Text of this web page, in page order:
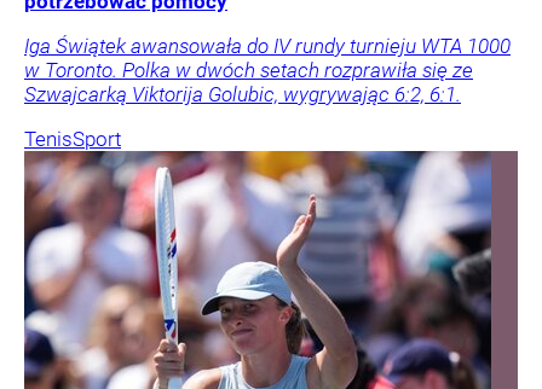
Iga Świątek awansowała do IV rundy turnieju WTA 1000
w Toronto. Polka w dwóch setach rozprawiła się ze
Szwajcarką Viktorija Golubic, wygrywając 6:2, 6:1.
TenisSport